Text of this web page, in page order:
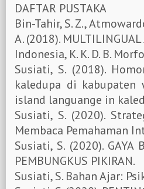
DAFTAR PUSTAKA
Bin-Tahir, S. Z.,
A. (2018). MULTILINGUAL
Indonesia, K. K. D. B.
Susiati, S. (2018).
kaledupa di
island languange in
Susiati, S. (2020).
Membaca Pemahaman
Susiati, S. (2020). GAYA
PEMBUNGKUS PIKIRAN.
Susiati, S. Bahan Ajar: